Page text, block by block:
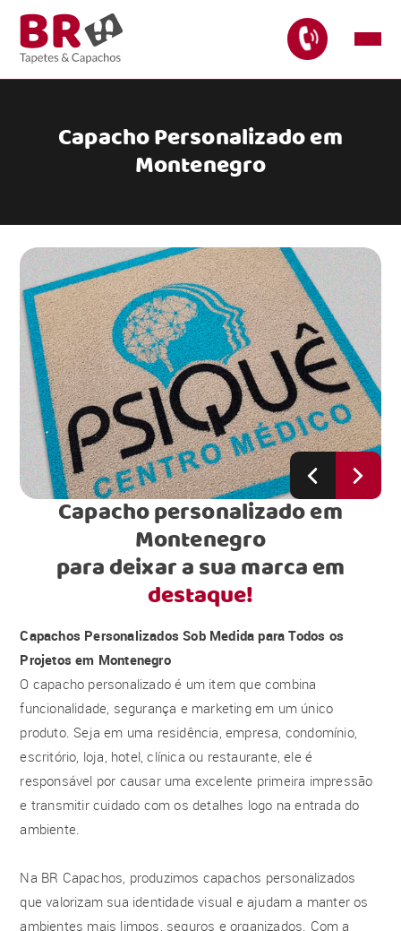
Capacho Personalizado em
Montenegro
Capacho personalizado em
Montenegro
para deixar a sua marca em
destaque!
Capachos Personalizados Sob Medida para Todos os
Projetos em Montenegro
O capacho personalizado é um item que combina
funcionalidade, segurança e marketing em um único
produto. Seja em uma residência, empresa, condomínio,
escritório, loja, hotel, clínica ou restaurante, ele é
responsável por causar uma excelente primeira impressão
e transmitir cuidado com os detalhes logo na entrada do
ambiente.
Na BR Capachos, produzimos capachos personalizados
que valorizam sua identidade visual e ajudam a manter os
ambientes mais limpos, seguros e organizados. Com a